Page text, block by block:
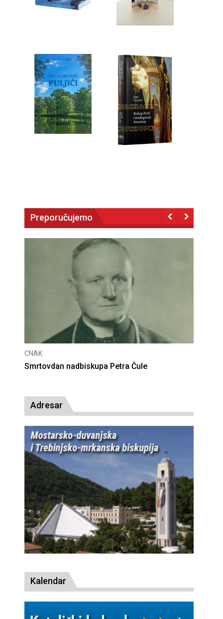
Preporučujemo
CNAK
Deseta obljetnica poništenja komunističke
Adresar
Kalendar